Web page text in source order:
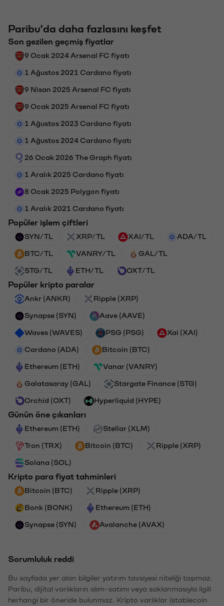
Paribu'da daha fazlasını keşfet
Son gezilen geçmiş fiyatlar
9 Ocak 2024 Arsenal FC fiyatı
1 Ağustos 2021 Cardano fiyatı
9 Nisan 2025 Arsenal FC fiyatı
9 Ocak 2025 Arsenal FC fiyatı
1 Ağustos 2023 Cardano fiyatı
1 Ağustos 2024 Cardano fiyatı
26 Ocak 2026 The Graph fiyatı
1 Aralık 2025 Cardano fiyatı
8 Ocak 2025 Polygon fiyatı
1 Aralık 2021 Cardano fiyatı
Popüler işlem çiftleri
SYN/TL XRP/TL XAI/TL ADA/TL
BTC/TL VANRY/TL GAL/TL
STG/TL ETH/TL OXT/TL
Popüler kripto paralar
Ankr (ANKR) Ripple (XRP)
Synapse (SYN) Aave (AAVE)
Waves (WAVES) PSG (PSG) Xai (XAI)
Cardano (ADA) Bitcoin (BTC)
Ethereum (ETH) Vanar (VANRY)
Galatasaray (GAL) Stargate Finance (STG)
Orchid (OXT) Hyperliquid (HYPE)
Günün öne çıkanları
Ethereum (ETH) Stellar (XLM)
Tron (TRX) Bitcoin (BTC) Ripple (XRP)
Solana (SOL)
Kripto para fiyat tahminleri
Bitcoin (BTC) Ripple (XRP)
Bonk (BONK) Ethereum (ETH)
Synapse (SYN) Avalanche (AVAX)
Sorumluluk reddi
Bu sayfada yer alan bilgiler yatırım tavsiyesi niteliği taşımaz.
Paribu, dijital varlıkların alım-satımı veya saklanmasıyla ilgili
herhangi bir öneride bulunmaz. Kripto varlıklar (stablecoin